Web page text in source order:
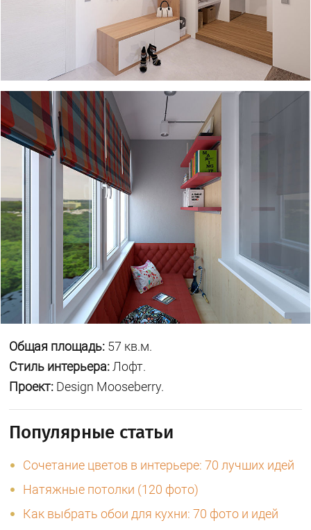
Общая площадь: 57 кв.м.
Стиль интерьера: Лофт.
Проект: Design Mooseberry.
Популярные статьи
Сочетание цветов в интерьере: 70 лучших идей
Натяжные потолки (120 фото)
Как выбрать обои для кухни: 70 фото и идей